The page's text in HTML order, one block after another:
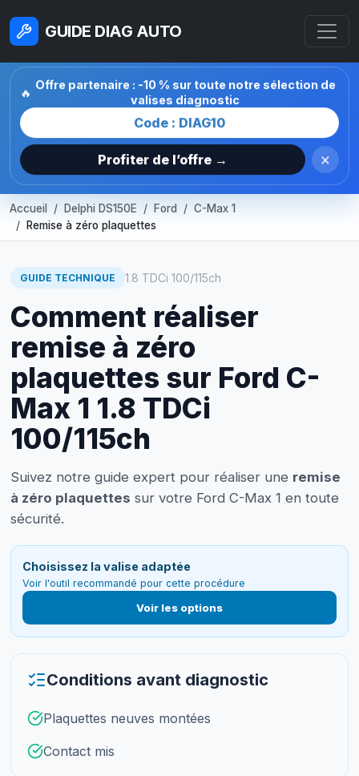
GUIDE DIAG AUTO
🔥
Offre partenaire : -10 % sur toute notre sélection de
valises diagnostic
Code : DIAG10
Profiter de l’offre → ×
Accueil Delphi DS150E Ford
C-Max 1
Remise à zéro plaquettes
GUIDE TECHNIQUE 1.8 TDCi 100/115ch
Comment réaliser
remise à zéro
plaquettes sur Ford C-
Max 1 1.8 TDCi
100/115ch
Suivez notre guide expert pour réaliser une remise
à zéro plaquettes sur votre Ford C-Max 1 en toute
sécurité.
Choisissez la valise adaptée
Voir l'outil recommandé pour cette procédure
Voir les options
Conditions avant diagnostic
Plaquettes neuves montées
Contact mis